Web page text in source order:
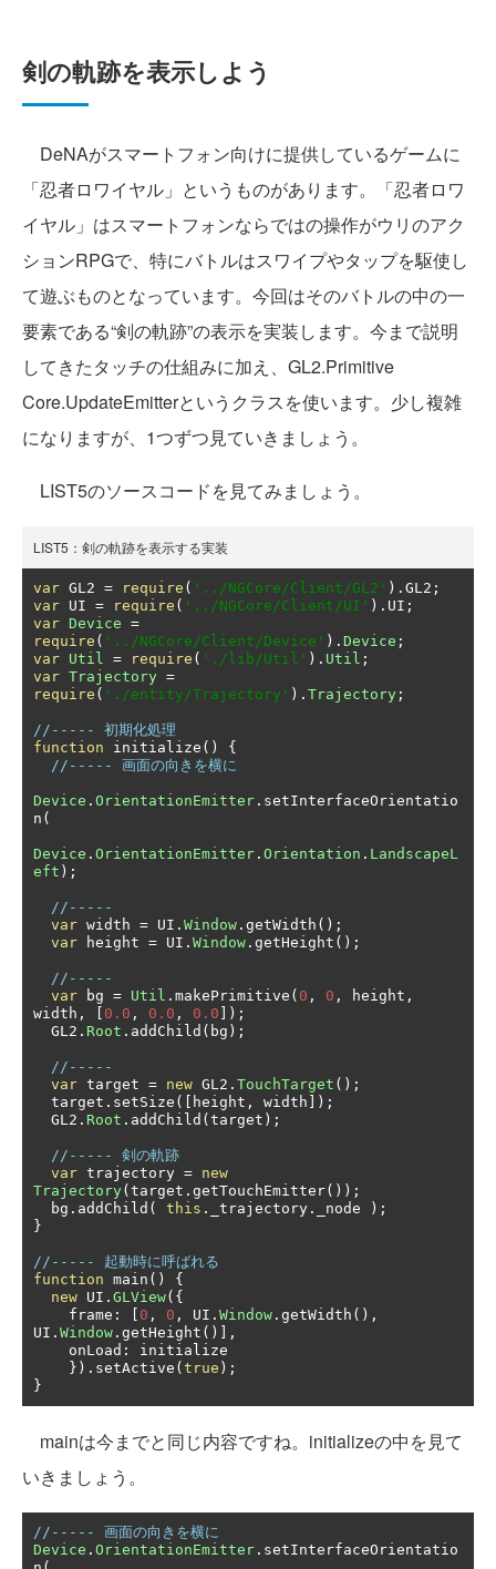
剣の軌跡を表示しよう
DeNAがスマートフォン向けに提供しているゲームに
「忍者ロワイヤル」というものがあります。「忍者ロワ
イヤル」はスマートフォンならではの操作がウリのアク
ションRPGで、特にバトルはスワイプやタップを駆使し
て遊ぶものとなっています。今回はそのバトルの中の一
要素である“剣の軌跡”の表示を実装します。今まで説明
してきたタッチの仕組みに加え、GL2.Primitive
Core.UpdateEmitterというクラスを使います。少し複雑
になりますが、1つずつ見ていきましょう。
LIST5のソースコードを見てみましょう。
LIST5：剣の軌跡を表示する実装
var GL2 = require ( '../NGCore/Client/GL2' ). GL2 ;
var UI = require ( '../NGCore/Client/UI' ). UI ;
var Device =
require ( '../NGCore/Client/Device' ). Device ;
var Util = require ( './lib/Util' ). Util ;
var Trajectory =
require ( './entity/Trajectory' ). Trajectory ;
//----- 初期化処理
function initialize ()
{
//----- 画面の向きを横に
Device . OrientationEmitter . setInterfaceOrientatio
n (
Device . OrientationEmitter . Orientation . LandscapeL
eft );
//-----
var width = UI . Window . getWidth ();
var height = UI . Window . getHeight ();
//-----
var bg = Util . makePrimitive ( 0 , 0 , height ,
width , 0.0 , 0.0 , 0.0 ]);
  GL2
. Root . addChild ( bg );
//-----
var target = new GL2 . TouchTarget ();
  target
. setSize ([ height , width ]);
  GL2
. Root . addChild ( target );
//----- 剣の軌跡
var trajectory = new
Trajectory( target . getTouchEmitter());
  bg
. addChild ( this . _trajectory . _node
);
}
//----- 起動時に呼ばれる
function main ()
{
new UI . GLView({
    frame
: 0 , 0 , UI . Window . getWidth (),
UI . Window . getHeight ()],
    onLoad
:
initialize
}). setActive ( true );
}
mainは今までと同じ内容ですね。initializeの中を見て
いきましょう。
//----- 画面の向きを横に
Device . OrientationEmitter . setInterfaceOrientatio